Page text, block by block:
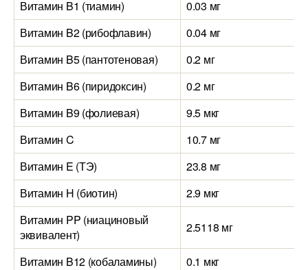
Витамин B1 (тиамин)
0.03 мг
Витамин B2 (рибофлавин)
0.04 мг
Витамин B5 (пантотеновая)
0.2 мг
Витамин B6 (пиридоксин)
0.2 мг
Витамин B9 (фолиевая)
9.5 мкг
Витамин C
10.7 мг
Витамин E (ТЭ)
23.8 мг
Витамин H (биотин)
2.9 мкг
Витамин PP (ниациновый
эквивалент)
2.5118 мг
Витамин B12 (кобаламины)
0.1 мкг